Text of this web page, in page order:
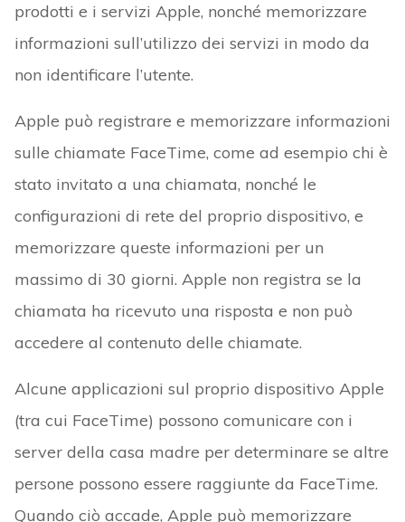
prodotti e i servizi Apple, nonché memorizzare
informazioni sull’utilizzo dei servizi in modo da
non identificare l’utente.
Apple può registrare e memorizzare informazioni
sulle chiamate FaceTime, come ad esempio chi è
stato invitato a una chiamata, nonché le
configurazioni di rete del proprio dispositivo, e
memorizzare queste informazioni per un
massimo di 30 giorni. Apple non registra se la
chiamata ha ricevuto una risposta e non può
accedere al contenuto delle chiamate.
Alcune applicazioni sul proprio dispositivo Apple
(tra cui FaceTime) possono comunicare con i
server della casa madre per determinare se altre
persone possono essere raggiunte da FaceTime.
Quando ciò accade, Apple può memorizzare